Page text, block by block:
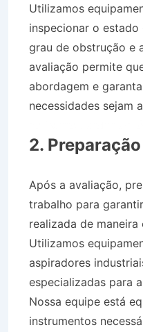
Utilizamos
inspecionar o
grau de obstrução e
avaliação permite
abordagem e
necessidades sejam
2.
Após a avaliação,
trabalho para
realizada de
Utilizamos
aspiradores
especializadas para
Nossa equipe está
instrumentos